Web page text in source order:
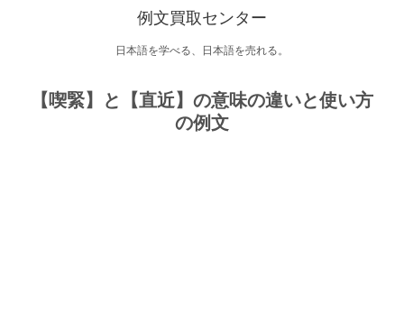
例文買取センター
日本語を学べる、日本語を売れる。
【喫緊】と【直近】の意味の違いと使い方
の例文